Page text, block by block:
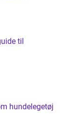
til
hundelegetøj